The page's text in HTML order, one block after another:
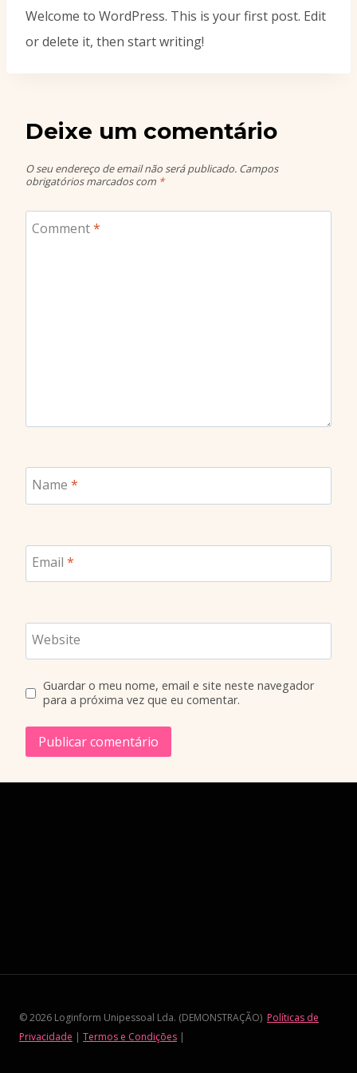
Welcome to WordPress. This is your first post. Edit
or delete it, then start writing!
Deixe um comentário
O seu endereço de email não será publicado. Campos
obrigatórios marcados com *
Comment*
Name *
Email *
Website
Guardar o meu nome, email e site neste navegador
para a próxima vez que eu comentar.
© 2026 Loginform Unipessoal Lda. (DEMONSTRAÇÃO) Políticas de
Privacidade | Termos e Condições |